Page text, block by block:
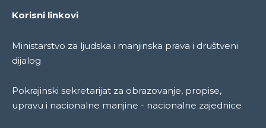
Korisni linkovi
Ministarstvo za ljudska i manjinska prava i društveni
dijalog
Pokrajinski sekretarijat za obrazovanje, propise,
upravu i nacionalne manjine - nacionalne zajednice